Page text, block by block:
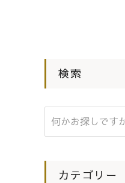
検索
カテゴリー